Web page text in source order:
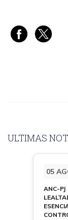
ULTIMAS
05
ANC-